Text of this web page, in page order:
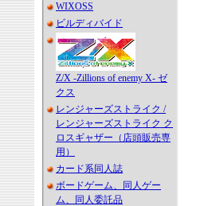
WIXOSS
ビルディバイド
Z/X -Zillions of enemy X- ゼ
クス
レンジャーズストライク /
レンジャーズストライク ク
ロスギャザー（店頭販売専
用）
カード系同人誌
ボードゲーム、同人ゲー
ム、同人委託品